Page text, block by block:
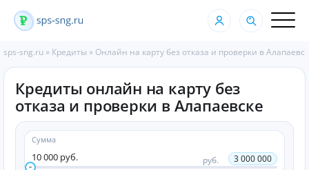
sps-sng.ru » Кредиты » Онлайн на карту без отказа и проверки в
Кредиты онлайн на карту без
отказа и проверки в Алапаевске
Сумма
10 000 руб. руб. 3 000 000